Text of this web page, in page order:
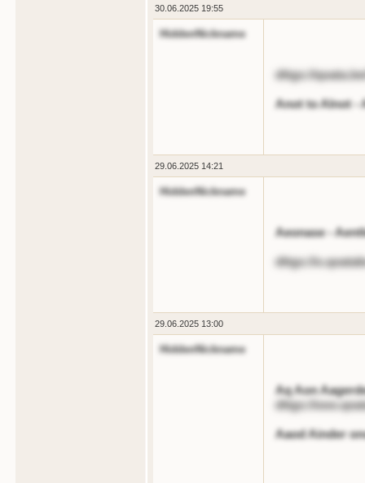
30.06.2025 19:55
HiddenNickname
dttgs://
Anot to Alnot -
29.06.2025 14:21
HiddenNickname
Aeonase -
dttgs://
29.06.2025 13:00
HiddenNickname
Aq Aon
dttgs://
Aaod Ainder